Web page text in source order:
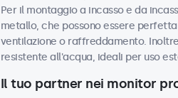
Per il montaggio a incasso e da
metallo, che possono essere
ventilazione o raffreddamento.
resistente all'acqua, ideali per uso
Il tuo partner nei monitor